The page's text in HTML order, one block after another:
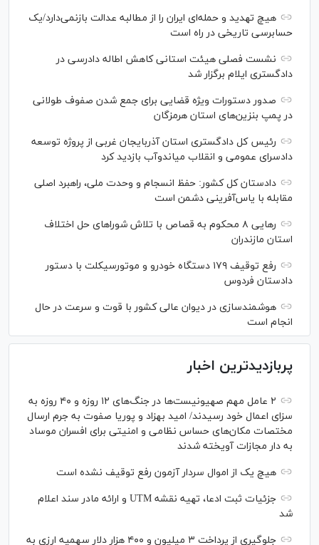
هیچ تهدید و حمله‌ای ایران را از مطالبه عدالت بازنمی‌دارد/یک
حسابرسی تاریخی در راه است
نشست فصلی هیئت استانی کاهش اطاله دادرسی در
دادگستری ایلام برگزار شد
صدور دستورات ویژه قضایی برای جمع شدن صفوف طولانی
در پمپ بنزین‌های استان هرمزگان
رئیس کل دادگستری استان آذربایجان غربی از پروژه توسعه
دادسرای عمومی و انقلاب میاندوآب بازدید کرد
دادستان کل کشور: حفظ انسجام و وحدت ملی، راهبرد اصلی
مقابله با یاس‌آفرینی دشمن است
رهایی ۸ محکوم به قصاص با تلاش شورا‌های حل اختلاف
استان مازندران
رفع توقیف ۱۷۹ دستگاه خودرو و موتورسیکلت با دستور
دادستان فردوس
هوشمندسازی در دیوان عالی کشور با قوت و سرعت در حال
انجام است
پربازدیدترین اخبار
۲ عامل مهم صهیونیست‌ها در جنگ‌های ۱۲ روزه و ۴۰ روزه به
سزای اعمال خود رسیدند/ امید بهزاد و پوریا صفوت به جرم ارسال
مختصات مکان‌های حساس نظامی و امنیتی برای افسران موساد
به دار مجازات آویخته شدند
هیچ یک از اموال سردار آزمون رفع توقیف نشده است
جزئیات ثبت ادعا، تهیه نقشه UTM و ارائه مادر سند اعلام
شد
جلوگیری از پرداخت ۳ میلیون و ۴۰۰ هزار دلار سهمیه ارزی به